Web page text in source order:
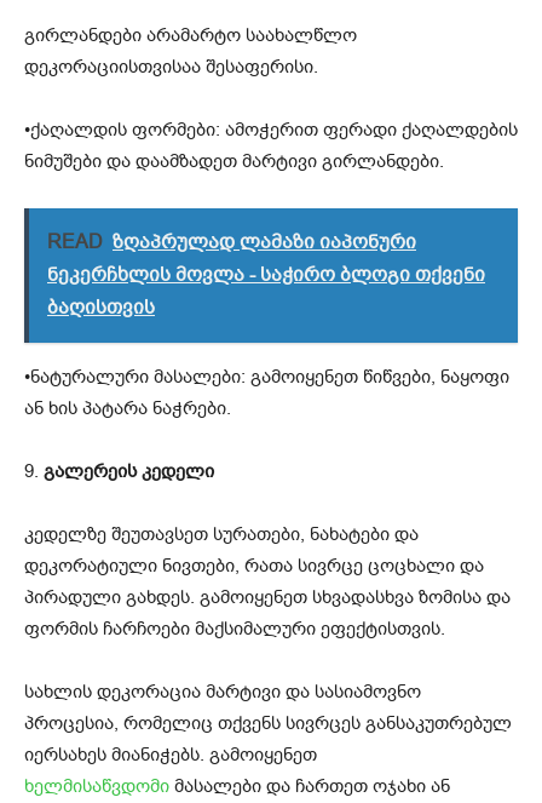
გირლანდები არამარტო საახალწლო
დეკორაციისთვისაა შესაფერისი.
•ქაღალდის ფორმები: ამოჭერით ფერადი ქაღალდების
ნიმუშები და დაამზადეთ მარტივი გირლანდები.
READ ზღაპრულად ლამაზი იაპონური
ნეკერჩხლის მოვლა - საჭირო ბლოგი თქვენი
ბაღისთვის
•ნატურალური მასალები: გამოიყენეთ წიწვები, ნაყოფი
ან ხის პატარა ნაჭრები.
9. გალერეის კედელი
კედელზე შეუთავსეთ სურათები, ნახატები და
დეკორატიული ნივთები, რათა სივრცე ცოცხალი და
პირადული გახდეს. გამოიყენეთ სხვადასხვა ზომისა და
ფორმის ჩარჩოები მაქსიმალური ეფექტისთვის.
სახლის დეკორაცია მარტივი და სასიამოვნო
პროცესია, რომელიც თქვენს სივრცეს განსაკუთრებულ
იერსახეს მიანიჭებს. გამოიყენეთ
ხელმისაწვდომი მასალები და ჩართეთ ოჯახი ან